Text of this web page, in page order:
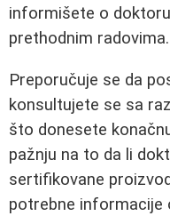
informišete o
prethodnim radovima.
Preporučuje se da
konsultujete se sa
što donesete
pažnju na to da li
sertifikovane
potrebne informacije